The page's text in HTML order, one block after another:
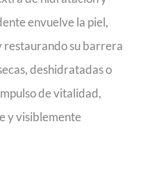
envuelve la piel,
su barrera
deshidratadas o
de vitalidad,
y visiblemente